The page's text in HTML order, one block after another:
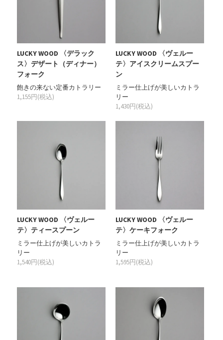
LUCKY WOOD 〈デラック
ス〉デザート（ディナー）
フォーク
飽きの来ない定番カトラリー
1,155円(税込)
LUCKY WOOD 〈ヴェルー
テ〉アイスクリームスプー
ン
ミラー仕上げが美しいカトラ
リー
1,430円(税込)
LUCKY WOOD 〈ヴェルー
テ〉ティースプーン
ミラー仕上げが美しいカトラ
リー
1,540円(税込)
LUCKY WOOD 〈ヴェルー
テ〉ケーキフォーク
ミラー仕上げが美しいカトラ
リー
1,595円(税込)